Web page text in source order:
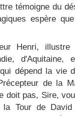
témoigne du
espère
Henri, illustre
d'Aquitaine,
dépend la vie
de la
doit pas, Sire,
la Tour de